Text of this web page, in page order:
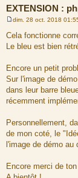
EXTENSION :
e
s
s
e
dim. 28 oct. 2018
Cela fonctionne
Le bleu est bien
Encore un petit
Sur l'image de
dans leur barre
récemment
Personnellement,
de mon coté, le
l'image de démo au
Encore merci de